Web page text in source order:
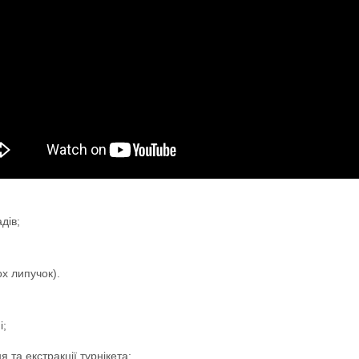
липучок).
та екстракції турнікета: